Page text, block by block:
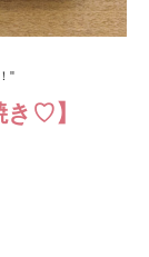
"
き♡】